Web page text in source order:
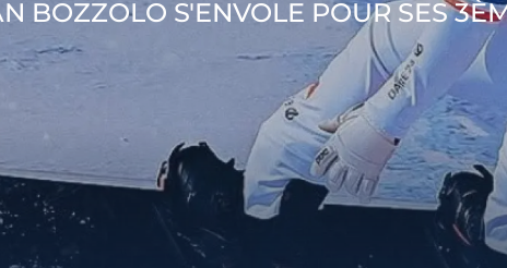
BOZZOLO S'ENVOLE POUR SES